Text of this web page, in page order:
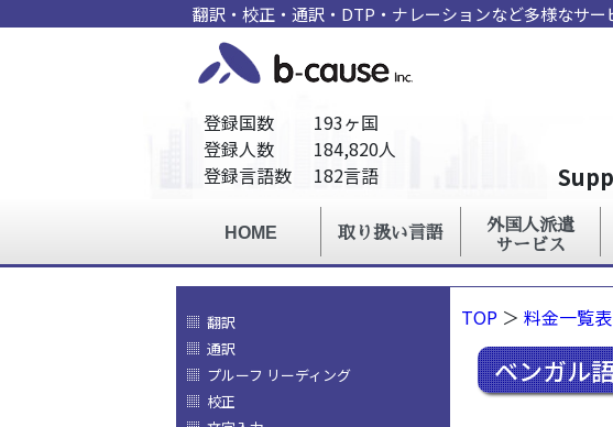
翻訳・校正・通訳・DTP・ナレーションなど多様なサー
TOP ＞ 料金一覧表
ベンガル